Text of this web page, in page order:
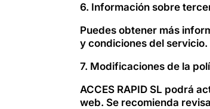
6. Información sobre
Puedes obtener más
y condiciones del servicio.
7. Modificaciones de la
ACCES RAPID SL podrá
web. Se recomienda